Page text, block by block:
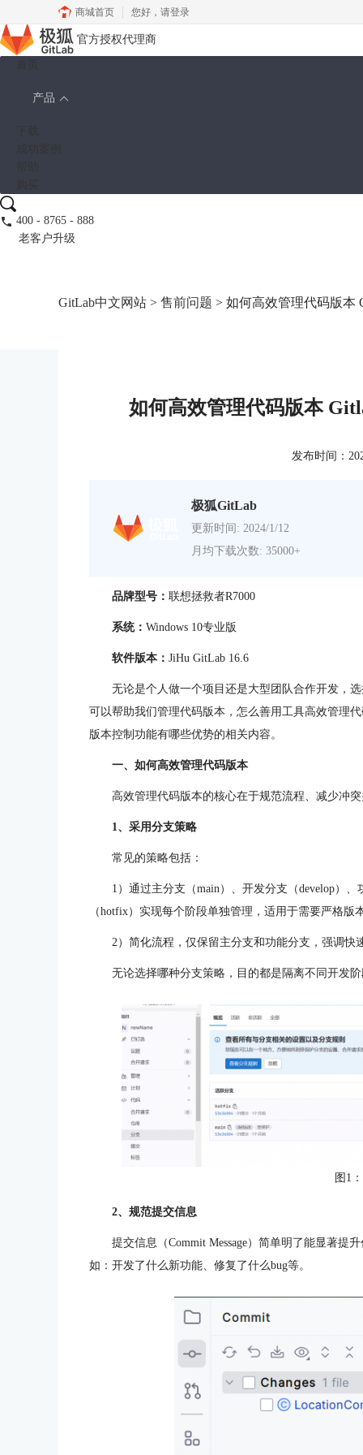
商城首页 您好， 请登录
官方授权代理商
产品
400 - 8765 - 888
老客户升级
GitLab中文网站 > 售前问题 > 如何高效管理代码版本
如何高效管理代码版本
发布时间：
极狐GitLab
更新时间: 2024/1/12
月均下载次数: 35000+
品牌型号： 联想拯救者R7000
系统： Windows 10专业版
软件版本： JiHu GitLab 16.6
无论是个人做一个项目还是大型团队合作开发，
可以帮助我们管理代码版本，怎么善用工具高效管理
版本控制功能有哪些优势的相关内容。
一、如何高效管理代码版本
高效管理代码版本的核心在于规范流程、减少冲
1、采用分支策略
常见的策略包括：
1）通过主分支（main）、开发分支（develop）
（hotfix）实现每个阶段单独管理，适用于需要严格版
2）简化流程，仅保留主分支和功能分支，强调快
无论选择哪种分支策略，目的都是隔离不同开发
图1
2、规范提交信息
提交信息（Commit Message）简单明了能显著提
如：开发了什么新功能、修复了什么bug等。